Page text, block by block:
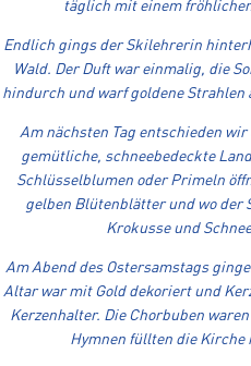
täglich mit einem
Endlich gings der Skilehrerin
Wald. Der Duft war einmalig, die
hindurch und warf goldene
Am nächsten Tag entschieden
gemütliche, schneebedeckte
Schlüsselblumen oder Primeln
gelben Blütenblätter und wo der
Krokusse und
Am Abend des Ostersamstags
Altar war mit Gold dekoriert und
Kerzenhalter. Die Chorbuben
Hymnen füllten die